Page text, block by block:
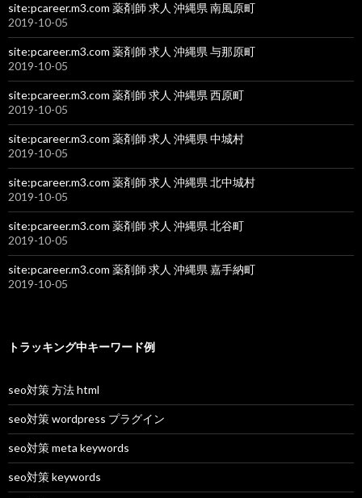
site:pcareer.m3.com 薬剤師 求人 沖縄県 南風原町
2019-10-05
site:pcareer.m3.com 薬剤師 求人 沖縄県 与那原町
2019-10-05
site:pcareer.m3.com 薬剤師 求人 沖縄県 西原町
2019-10-05
site:pcareer.m3.com 薬剤師 求人 沖縄県 中城村
2019-10-05
site:pcareer.m3.com 薬剤師 求人 沖縄県 北中城村
2019-10-05
site:pcareer.m3.com 薬剤師 求人 沖縄県 北谷町
2019-10-05
site:pcareer.m3.com 薬剤師 求人 沖縄県 嘉手納町
2019-10-05
トラッキング中キーワード例
seo対策 方法 html
seo対策 wordpress プラグイン
seo対策 meta keywords
seo対策 keywords